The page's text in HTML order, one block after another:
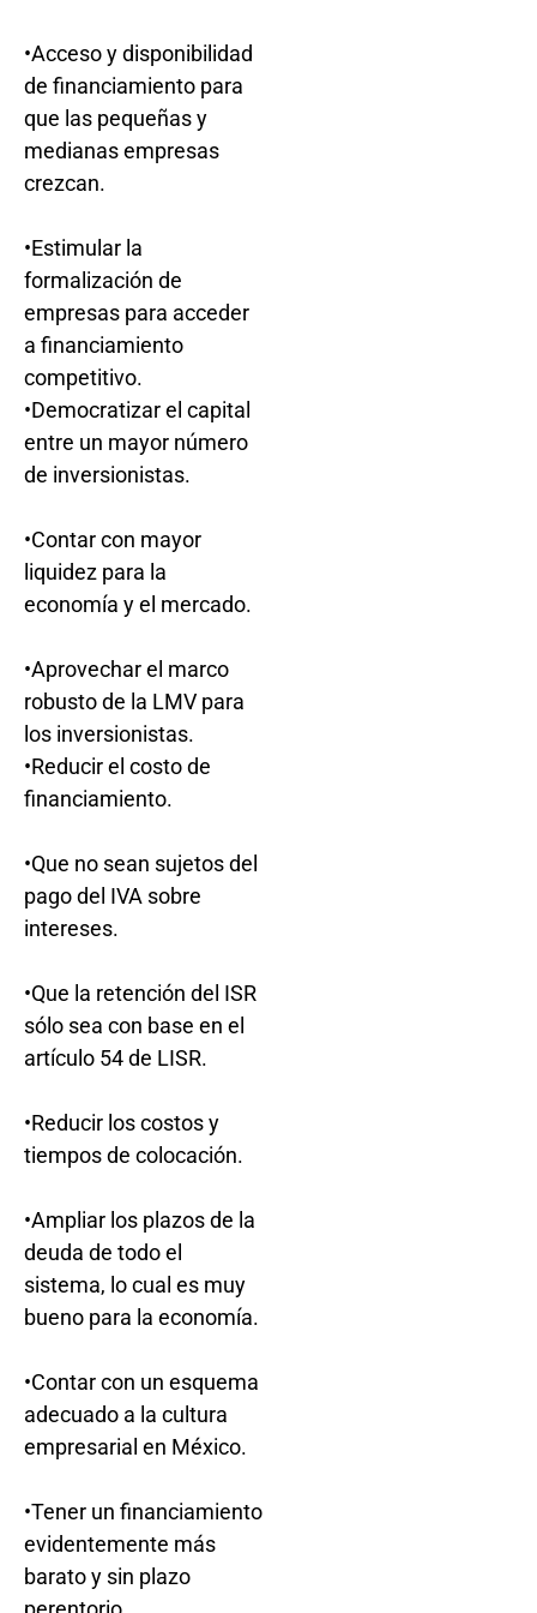
•Acceso y disponibilidad
de financiamiento para
que las pequeñas y
medianas empresas
crezcan.
•Estimular la
formalización de
empresas para acceder
a financiamiento
competitivo.
•Democratizar el capital
entre un mayor número
de inversionistas.
•Contar con mayor
liquidez para la
economía y el mercado.
•Aprovechar el marco
robusto de la LMV para
los inversionistas.
•Reducir el costo de
financiamiento.
•Que no sean sujetos del
pago del IVA sobre
intereses.
•Que la retención del ISR
sólo sea con base en el
artículo 54 de LISR.
•Reducir los costos y
tiempos de colocación.
•Ampliar los plazos de la
deuda de todo el
sistema, lo cual es muy
bueno para la economía.
•Contar con un esquema
adecuado a la cultura
empresarial en México.
•Tener un financiamiento
evidentemente más
barato y sin plazo